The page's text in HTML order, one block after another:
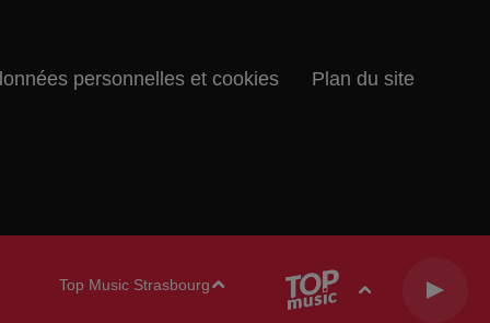
Top Music Strasbourg
personnelles et cookies Plan du site